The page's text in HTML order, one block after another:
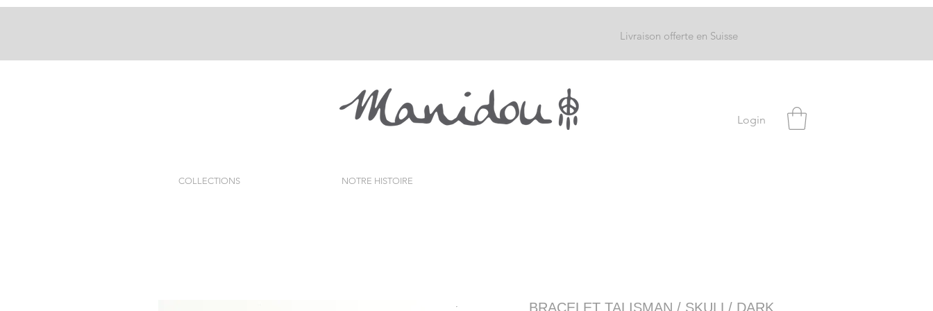
Livraison offerte en Suisse
Login
COLLECTIONS NOTRE HISTOIRE
BRACELET TALISMAN / SKULL/ DARK